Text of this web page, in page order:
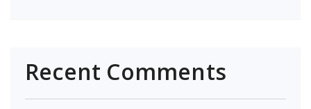
Recent Comments